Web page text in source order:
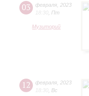
03 февраля 2023
18:30 Пт
Музиторий
12 февраля 2023
18:30 Вс